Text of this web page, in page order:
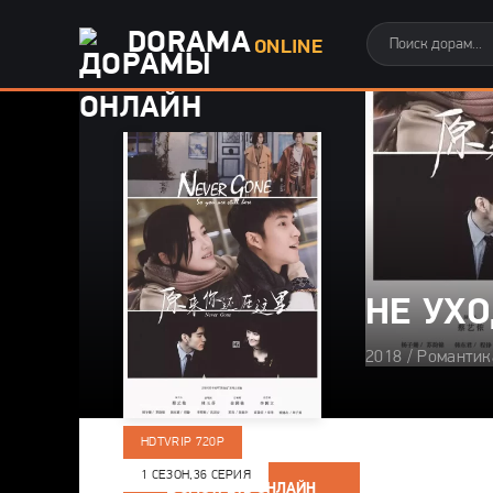
DORAMA ONLINE
НЕ
2018 /
HDTVRIP 720P
1 СЕЗОН,36 СЕРИЯ
СМОТРЕТЬ ОНЛАЙН